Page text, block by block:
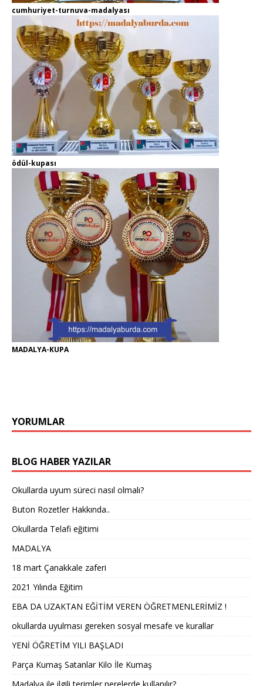
cumhuriyet-turnuva-madalyası
ödül-kupası
MADALYA-KUPA
YORUMLAR
BLOG HABER YAZILAR
Okullarda uyum süreci nasıl olmalı?
Buton Rozetler Hakkında..
Okullarda Telafi eğitimi
MADALYA
18 mart Çanakkale zaferi
2021 Yılında Eğitim
EBA DA UZAKTAN EĞİTİM VEREN ÖĞRETMENLERİMİZ !
okullarda uyulması gereken sosyal mesafe ve kurallar
YENİ ÖĞRETİM YILI BAŞLADI
Parça Kumaş Satanlar Kilo İle Kumaş